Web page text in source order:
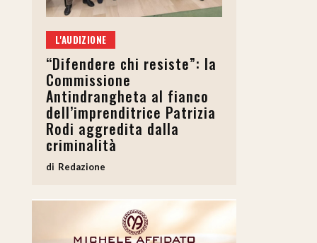
L'AUDIZIONE
“Difendere chi resiste”: la
Commissione
Antindrangheta al fianco
dell’imprenditrice Patrizia
Rodi aggredita dalla
criminalità
Redazione